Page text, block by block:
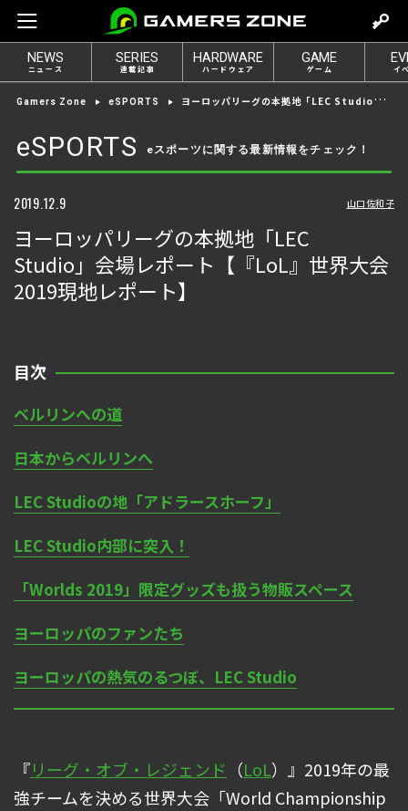
e
t
l
o
g
NEWS
ニュース
SERIES
連載記事
HARDWARE
ハードウェア
GAME
ゲーム イ
Gamers Zone eSPORTS ヨーロッパリーグの本拠地「LEC Studio」会場レポート【『LoL』世界大会2019現地レポート】
eSPORTS eスポーツに関する最新情報をチェック！
2019.12.9 山口佐和子
ヨーロッパリーグの本拠地「LEC
Studio」会場レポート【『LoL』世界大会
2019現地レポート】
目次
ベルリンへの道
日本からベルリンへ
LEC Studioの地「アドラースホーフ」
LEC Studio内部に突入！
「Worlds 2019」限定グッズも扱う物販スペース
ヨーロッパのファンたち
ヨーロッパの熱気のるつぼ、LEC Studio
『リーグ・オブ・レジェンド （LoL）』2019年の最
強チームを決める世界大会「World Championship